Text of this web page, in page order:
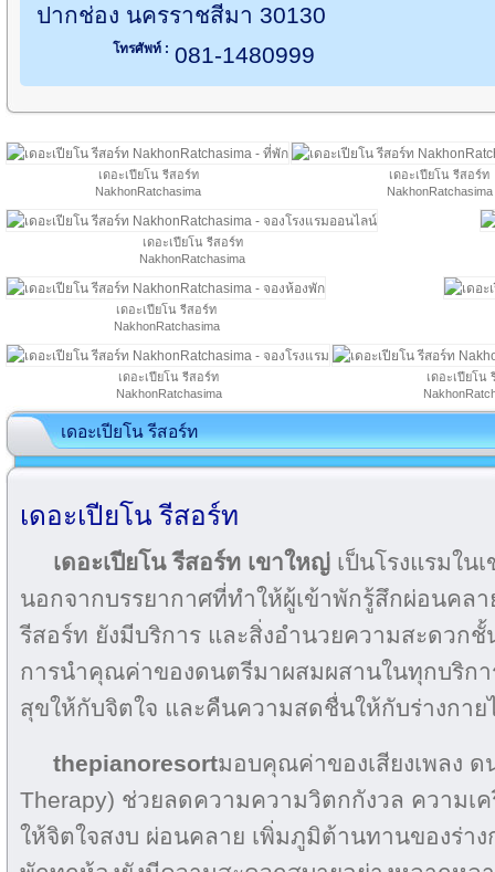
ปากช่อง นครราชสีมา 30130
โทรศัพท์ : 081-1480999
เดอะเปียโน รีสอร์ท
NakhonRatchasima
เดอะเปียโน รีสอร์ท
NakhonRatchasima
เดอะเปียโน รีสอร์ท
NakhonRatchasima
เดอะเปียโน รีสอร์ท
NakhonRatchasima
เดอะเปียโน รีสอร์ท
NakhonRatchasima
เดอะเปียโน
เดอะเปียโน รีสอร์ท
เดอะเปียโน รีสอร์ท
เดอะเปียโน รีสอร์ท เขาใหญ่ เป็นโรงแรมใน
นอกจากบรรยากาศที่ทำให้ผู้เข้าพักรู้สึกผ่อนคลา
รีสอร์ท ยังมีบริการ และสิ่งอำนวยความสะดวก
การนำคุณค่าของดนตรีมาผสมผสานในทุกบริก
สุขให้กับจิตใจ และคืนความสดชื่นให้กับร่างกาย
thepianoresortมอบคุณค่าของเสียงเพลง
Therapy) ช่วยลดความความวิตกกังวล ความเ
ให้จิตใจสงบ ผ่อนคลาย เพิ่มภูมิต้านทานของร่า